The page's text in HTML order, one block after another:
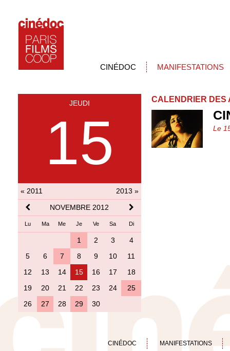
CINÉDOC MANIFESTATIONS
JEUDI
15
« 2011
2013 »
NOVEMBRE 2012
Lu Ma Me Je Ve Sa Di
1 2 3
4
5
6 7 8 9 10
11
12
13 14 15 16 17
18
19
20 21 22 23 24
25
26
27 28 29 30
CALENDRIER DES
Le
CINÉDOC MANIFESTATIONS